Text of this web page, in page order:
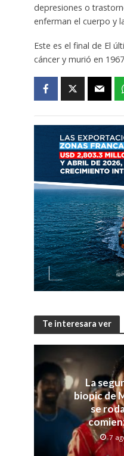
depresiones o
enferman el cuerpo y
Este es el final de El
cáncer y murió en
Te interesara ver
La
biopic de
se
7